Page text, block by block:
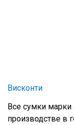
Висконти
Все сумки
производстве в